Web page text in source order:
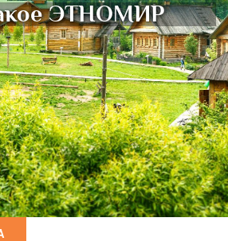
ЭТНОМИР